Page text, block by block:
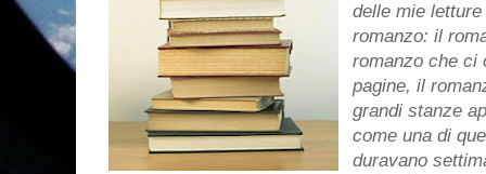
delle mie
romanzo: il
romanzo che ci
pagine, il
grandi stanze
come una di
duravano